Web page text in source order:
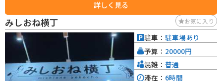
が楽しめるので、食べ歩きがてら足を伸ばしてみては？潮風を感じながら、
間近に見る漁船は圧巻です！運が良ければ、漁師さんに会うことができるか
も。
詳しく見る
みしおね横丁 お気に入り
駐車： 駐車場あり
予算： 20000円
混雑： 普通
滞在： 6時間